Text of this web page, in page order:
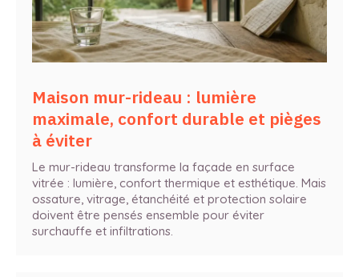
Maison mur-rideau : lumière
maximale, confort durable et pièges
à éviter
Le mur-rideau transforme la façade en surface
vitrée : lumière, confort thermique et esthétique. Mais
ossature, vitrage, étanchéité et protection solaire
doivent être pensés ensemble pour éviter
surchauffe et infiltrations.